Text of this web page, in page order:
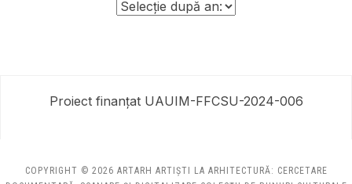
Proiect finanțat UAUIM-FFCSU-2024-006
COPYRIGHT © 2026 ARTARH ARTIȘTI LA ARHITECTURĂ: CERCETARE